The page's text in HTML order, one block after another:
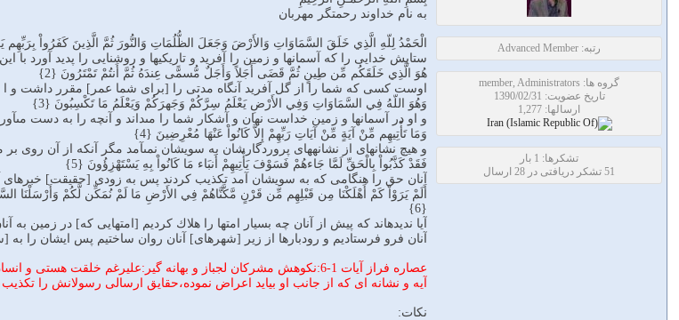
رتبه: Advanced Member
گروه ها: member, Administrators
تاریخ عضویت: 1390/02/31
ارسالها: 1,277
تشکرها: 1 بار
51 تشکر دریافتی در 28 ارسال
به نام خداوند رحمتگر مهربان
الْحَمْدُ لِلّهِ الَّذِي خَلَقَ السَّمَاوَاتِ وَالأَرْضَ وَجَعَلَ الظُّلُمَاتِ وَالنُّورَ ثُمَّ الَّذِينَ كَفَرُواْ بِرَبِّهِم
ستايش خدايى را كه آسمانها و زمين را آفريد و تاريكيها و روشنايى را پديد آورد با
هُوَ الَّذِي خَلَقَكُم مِّن طِينٍ ثُمَّ قَضَى أَجَلاً وَأَجَلٌ مُّسمًّى عِندَهُ ثُمَّ أَنتُمْ تَمْتَرُونَ {2}
اوست كسى كه شما را از گل آفريد آنگاه مدتى را [براى شما عمر] مقرر داشت و ا
وَهُوَ اللّهُ فِي السَّمَاوَاتِ وَفِي الأَرْضِ يَعْلَمُ سِرَّكُمْ وَجَهرَكُمْ وَيَعْلَمُ مَا تَكْسِبُونَ {3}
و او در آسمانها و زمين خداست نهان و آشكار شما را مى‏داند و آنچه را به دست
وَمَا تَأْتِيهِم مِّنْ آيَةٍ مِّنْ آيَاتِ رَبِّهِمْ إِلاَّ كَانُواْ عَنْهَا مُعْرِضِينَ {4}
و هيچ نشانه‏اى از نشانه‏هاى پروردگارشان به سويشان نمى‏آمد مگر آنكه از آن روى بر
فَقَدْ كَذَّبُواْ بِالْحَقِّ لَمَّا جَاءهُمْ فَسَوْفَ يَأْتِيهِمْ أَنبَاء مَا كَانُواْ بِهِ يَسْتَهْزِؤُونَ {5}
آنان حق را هنگامى كه به سويشان آمد تكذيب كردند پس به زودى [حقيقت] خبرهاى
أَلَمْ يَرَوْاْ كَمْ أَهْلَكْنَا مِن قَبْلِهِم مِّن قَرْنٍ مَّكَّنَّاهُمْ فِي الأَرْضِ مَا لَمْ نُمَكِّن لَّكُمْ وَأَرْسَلْنَا
{6}
آيا نديده‏اند كه پيش از آنان چه بسيار امتها را هلاك كرديم [امتهايى كه] در زمين
آنان فرو فرستاديم و رودبارها از زير [شهرهاى] آنان روان ساختيم پس ايشان را به
عصاره فراز آیات 1-6:نکوهش مشرکان لجباز و بهانه گیر:علیرغم
آیه و نشانه ای که از جانب او بیاید اعراض نموده،حقایق ارسالی رسولانش را
نکات: